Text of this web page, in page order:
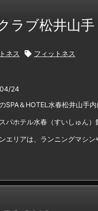
ラブ松井山手
ネス フィットネス
24
SPA＆HOTEL水春松井山手
パホテル水春（すいしゅん
エリアは、ランニングマシン